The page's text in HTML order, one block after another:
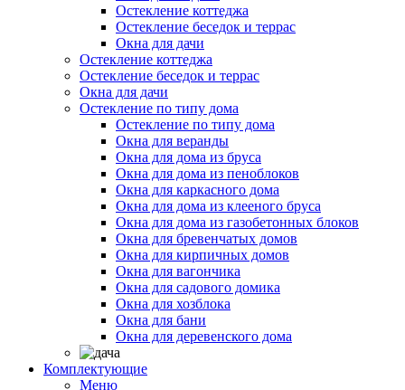
Остекление коттеджа
Остекление беседок и террас
Окна для дачи
Остекление коттеджа
Остекление беседок и террас
Окна для дачи
Остекление по типу дома
Остекление по типу дома
Окна для веранды
Окна для дома из бруса
Окна для дома из пеноблоков
Окна для каркасного дома
Окна для дома из клееного бруса
Окна для дома из газобетонных блоков
Окна для бревенчатых домов
Окна для кирпичных домов
Окна для вагончика
Окна для садового домика
Окна для хозблока
Окна для бани
Окна для деревенского дома
Комплектующие
Меню